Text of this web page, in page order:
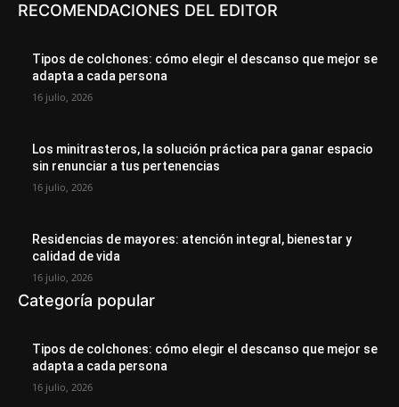
RECOMENDACIONES DEL EDITOR
Tipos de colchones: cómo elegir el descanso que mejor se
adapta a cada persona
16 julio, 2026
Los minitrasteros, la solución práctica para ganar espacio
sin renunciar a tus pertenencias
16 julio, 2026
Residencias de mayores: atención integral, bienestar y
calidad de vida
16 julio, 2026
Categoría popular
Tipos de colchones: cómo elegir el descanso que mejor se
adapta a cada persona
16 julio, 2026